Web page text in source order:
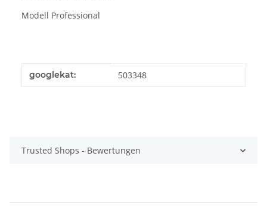
Modell Professional
Produkteigenschaft
Wert
googlekat: 503348
Trusted Shops - Bewertungen